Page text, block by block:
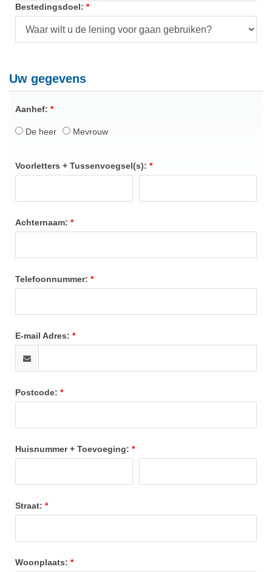
Bestedingsdoel:
Uw gegevens
Aanhef:
De heer Mevrouw
Voorletters + Tussenvoegsel(s):
Achternaam:
Telefoonnummer:
E-mail Adres:
Postcode:
Huisnummer + Toevoeging:
Straat:
Woonplaats: